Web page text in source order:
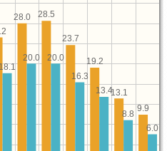
9.9
13.1
19.2
23.7
28.5
28.0
6.0
8.8
13.4
16.3
20.0
20.0
18.1